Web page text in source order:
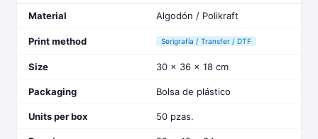
Material Algodón / Polikraft
Print method Serigrafía / Transfer / DTF
Size 30 x 36 x 18 cm
Packaging Bolsa de plástico
Units per box 50 pzas.